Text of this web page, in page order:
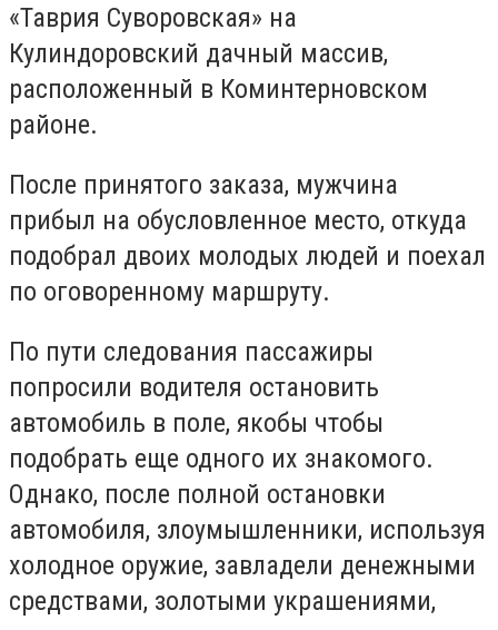
«Таврия Суворовская» на
Кулиндоровский дачный массив,
расположенный в Коминтерновском
районе.
После принятого заказа, мужчина
прибыл на обусловленное место, откуда
подобрал двоих молодых людей и поехал
по оговоренному маршруту.
По пути следования пассажиры
попросили водителя остановить
автомобиль в поле, якобы чтобы
подобрать еще одного их знакомого.
Однако, после полной остановки
автомобиля, злоумышленники, используя
холодное оружие, завладели денежными
средствами, золотыми украшениями,